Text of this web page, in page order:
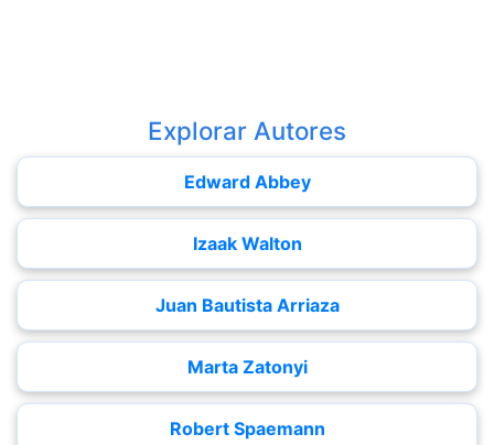
Explorar Autores
Edward Abbey
Izaak Walton
Juan Bautista Arriaza
Marta Zatonyi
Robert Spaemann